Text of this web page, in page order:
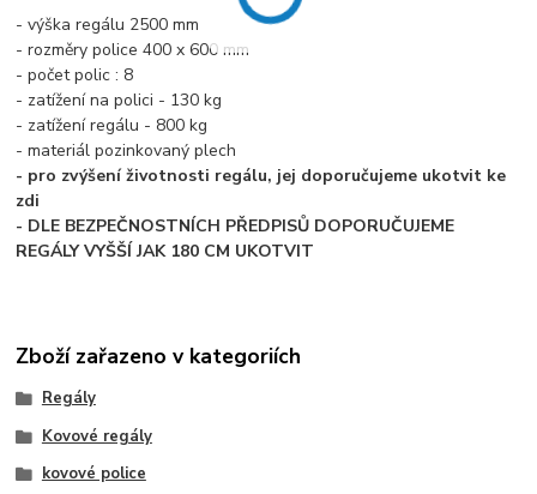
- výška regálu 2500 mm
- rozměry police 400 x 600 mm
- počet polic : 8
- zatížení na polici - 130 kg
- zatížení regálu - 800 kg
- materiál pozinkovaný plech
- pro zvýšení životnosti regálu, jej doporučujeme ukotvit ke
zdi
- DLE BEZPEČNOSTNÍCH PŘEDPISŮ DOPORUČUJEME
REGÁLY VYŠŠÍ JAK 180 CM UKOTVIT
Zboží zařazeno v kategoriích
Regály
Kovové regály
kovové police